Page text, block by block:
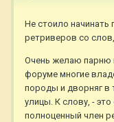
Не стоило
ретриверов со
Очень желаю парню
форуме многие
породы и дворняг в
улицы. К слову, -
полноценный член